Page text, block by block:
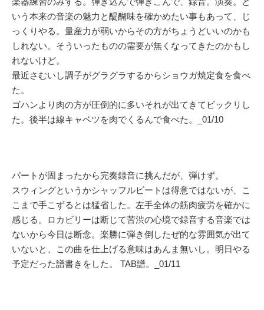
いう本来の音楽の魅力と醍醐味を確かめたい事もあって、じ
っくりやる。量産力が弱いからその方がちょうどいいのかも
しれない。そういったものの需要が無くなってきたのかもし
れないけど。
最近さむいし調子がグラグラするからショウガ焼定食を食べ
た。
ゴハンより肉の方が圧倒的に多いそれが出てきてビックリし
た。後半は線キャベツを肉でくるんで食べた。_01/10
パートが固まったから完奏録音に挑んだが、弾けず。
スウィングというかシャッフルビートは得意ではないが、こ
こまで手こずるとは猛省した。左手全体の筋肉疲労を確かに
感じる。ロカビリーは断じて苦渋の心境で録音する音楽では
ないから今日は断念。楽勝に弾き倒したぜ的な雰囲気が出て
いないと、この曲を仕上げる意味はあんま無いし。明日やる
予定だった譜書きをした。 TAB譜。_01/11